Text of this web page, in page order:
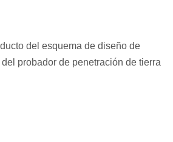
del esquema de diseño de
probador de penetración de tierra